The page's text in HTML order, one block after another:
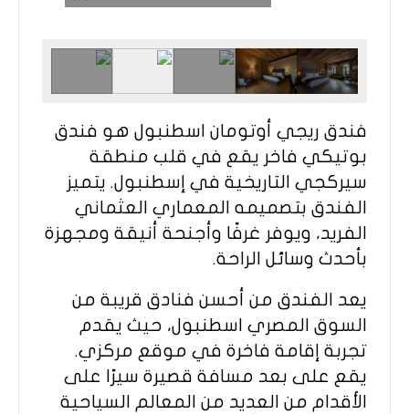
فندق ريجي أوتومان اسطنبول هو فندق
بوتيكي فاخر يقع في قلب منطقة
سيركجي التاريخية في إسطنبول. يتميز
الفندق بتصميمه المعماري العثماني
الفريد، ويوفر غرفًا وأجنحة أنيقة ومجهزة
بأحدث وسائل الراحة.
يعد الفندق من أحسن فنادق قريبة من
السوق المصري اسطنبول، حيث يقدم
تجربة إقامة فاخرة في موقع مركزي.
يقع على بعد مسافة قصيرة سيرًا على
الأقدام من العديد من المعالم السياحية